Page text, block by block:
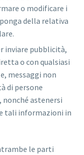
o modificare i
della relativa
inviare pubblicità,
o con qualsiasi
messaggi non
di persone
astenersi
tali informazioni in
le parti